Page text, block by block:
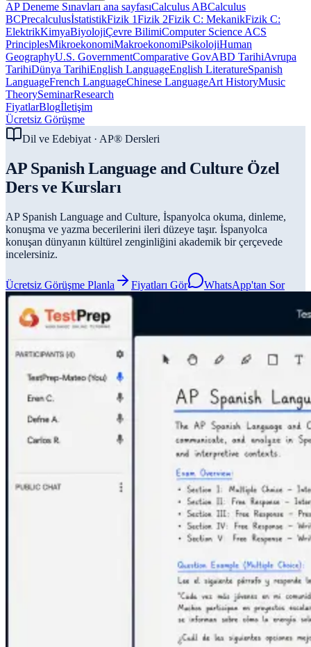
AP Deneme Sınavları ana sayfasıCalculus ABCalculus
BCPrecalculusİstatistikFizik 1Fizik 2Fizik C: MekanikFizik C:
ElektrikKimyaBiyolojiÇevre BilimiComputer Science ACS
PrinciplesMikroekonomiMakroekonomiPsikolojiHuman
GeographyU.S. GovernmentComparative GovABD TarihiAvrupa
TarihiDünya TarihiEnglish LanguageEnglish LiteratureSpanish
LanguageFrench LanguageChinese LanguageArt HistoryMusic
TheorySeminarResearch
FiyatlarBlogİletişim
Ücretsiz Görüşme
Dil ve Edebiyat · AP® Dersleri
AP Spanish Language and Culture Özel
Ders ve Kursları
AP Spanish Language and Culture, İspanyolca okuma, dinleme,
konuşma ve yazma becerilerini ileri düzeye taşır. İspanyolca
konuşan dünyanın kültürel zenginliğini akademik bir çerçevede
incelersiniz.
Ücretsiz Görüşme Planla Fiyatları Gör WhatsApp'tan Sor